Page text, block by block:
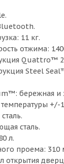
11 кг.
отжима:
Quattro™
Steel
бережная и
+/-
сталь.
л.
проема: 310
открытия